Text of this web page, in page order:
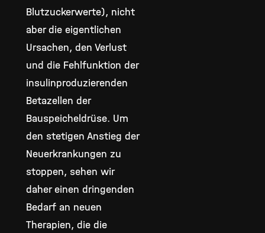
Blutzuckerwerte), nicht
aber die eigentlichen
Ursachen, den Verlust
und die Fehlfunktion der
insulinproduzierenden
Betazellen der
Bauspeicheldrüse. Um
den stetigen Anstieg der
Neuerkrankungen zu
stoppen, sehen wir
daher einen dringenden
Bedarf an neuen
Therapien, die die